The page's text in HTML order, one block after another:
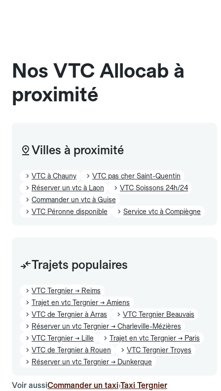
Nos VTC Allocab à
proximité
Villes à proximité
VTC à Chauny
VTC pas cher Saint-Quentin
Réserver un vtc à Laon
VTC Soissons 24h/24
Commander un vtc à Guise
VTC Péronne disponible
Service vtc à Compiègne
Trajets populaires
VTC Tergnier → Reims
Trajet en vtc Tergnier → Amiens
VTC de Tergnier à Arras
VTC Tergnier Beauvais
Réserver un vtc Tergnier → Charleville-Mézières
VTC Tergnier → Lille
Trajet en vtc Tergnier → Paris
VTC de Tergnier à Rouen
VTC Tergnier Troyes
Réserver un vtc Tergnier → Dunkerque
Voir aussiCommander un taxi›Taxi Tergnier